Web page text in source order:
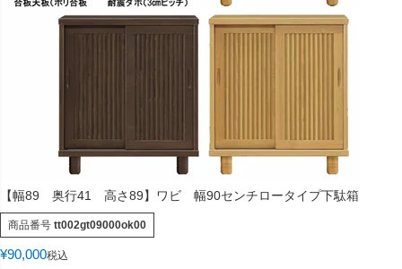
【幅89 奥行41 高さ89】ワビ 幅90センチロータイプ下駄箱
商品番号 tt002gt09000ok00
¥90,000税込